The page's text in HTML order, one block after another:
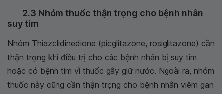
2.3 Nhóm thuốc thận trọng cho bệnh nhân
suy tim
Nhóm Thiazolidinedione (pioglitazone, rosiglitazone) cần
thận trọng khi điều trị cho các bệnh nhân bị suy tim
hoặc có bệnh tim vì thuốc gây giữ nước. Ngoài ra, nhóm
thuốc này cũng cần thận trọng cho bệnh nhân viêm gan